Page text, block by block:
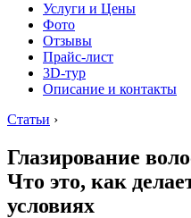
Услуги и Цены
Фото
Отзывы
Прайс-лист
3D-тур
Описание и контакты
Статьи ›
Глазирование
Что это, как
условиях